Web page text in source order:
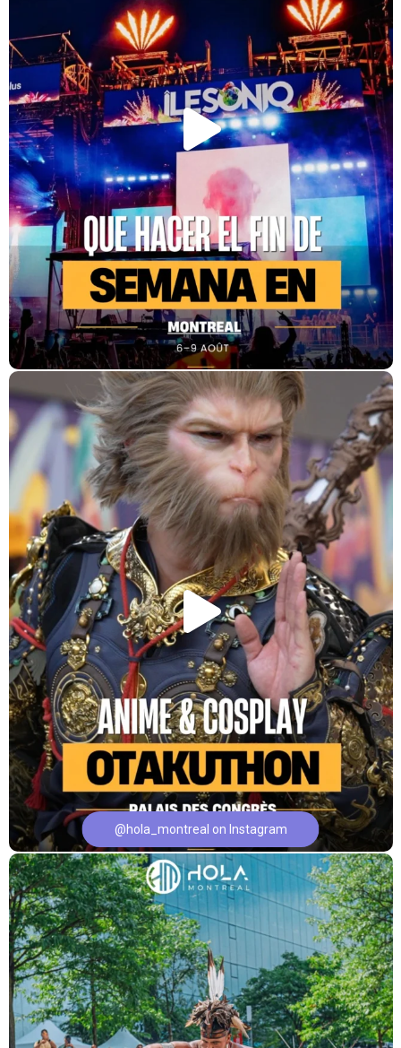
@hola_montreal on Instagram